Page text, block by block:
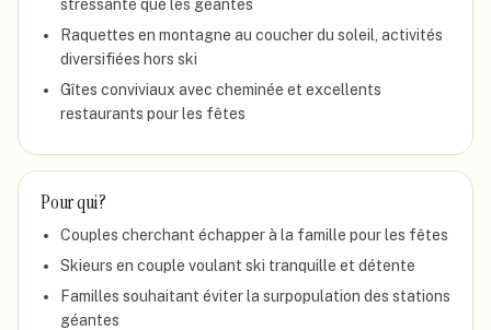
stressante que les géantes
Raquettes en montagne au coucher du soleil, activités
diversifiées hors ski
Gîtes conviviaux avec cheminée et excellents
restaurants pour les fêtes
Pour qui ?
Couples cherchant échapper à la famille pour les fêtes
Skieurs en couple voulant ski tranquille et détente
Familles souhaitant éviter la surpopulation des stations
géantes